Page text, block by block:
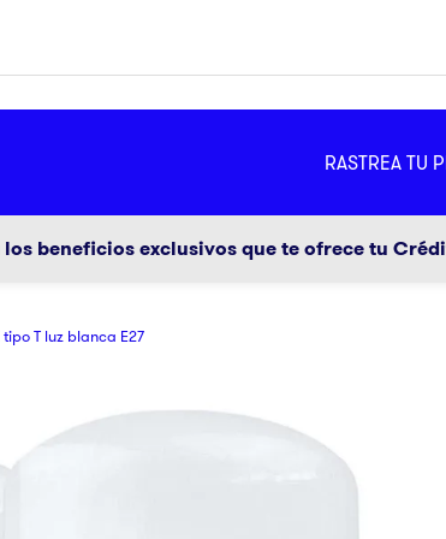
RASTREA TU
beneficios exclusivos que te ofrece tu
T luz blanca E27